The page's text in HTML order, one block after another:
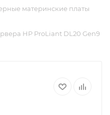
материнские платы
HP ProLiant DL20 Gen9